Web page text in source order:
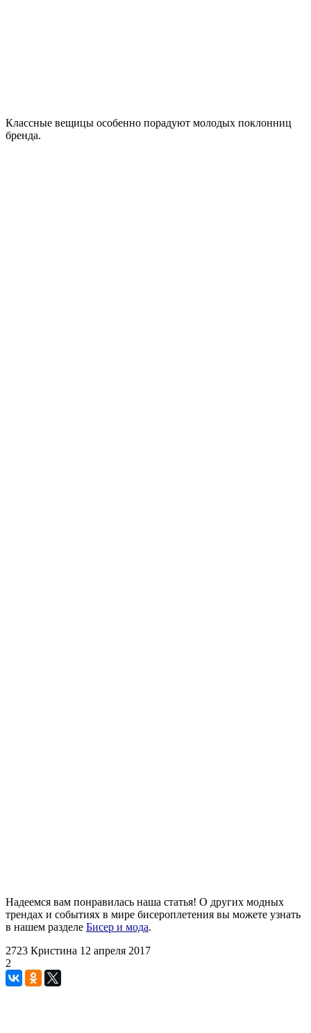
Классные вещицы особенно порадуют молодых поклонниц
бренда.
Надеемся вам понравилась наша статья! О других модных
трендах и событиях в мире бисероплетения вы можете узнать
в нашем разделе Бисер и мода.
2723 Кристина 12 апреля 2017
2